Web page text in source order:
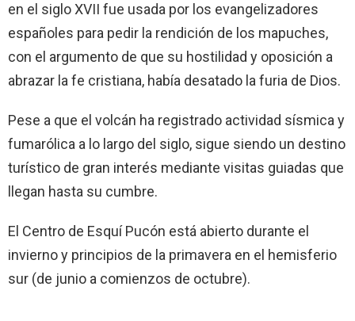
en el siglo XVII fue usada por los evangelizadores
españoles para pedir la rendición de los mapuches,
con el argumento de que su hostilidad y oposición a
abrazar la fe cristiana, había desatado la furia de Dios.
Pese a que el volcán ha registrado actividad sísmica y
fumarólica a lo largo del siglo, sigue siendo un destino
turístico de gran interés mediante visitas guiadas que
llegan hasta su cumbre.
El Centro de Esquí Pucón está abierto durante el
invierno y principios de la primavera en el hemisferio
sur (de junio a comienzos de octubre).